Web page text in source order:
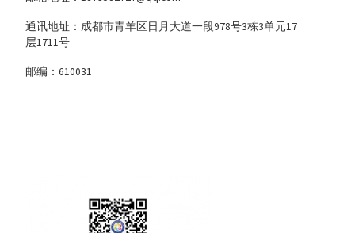
通讯地址：成都市青羊区日月大道一段978号3栋3单元17
层1711号
邮编：610031